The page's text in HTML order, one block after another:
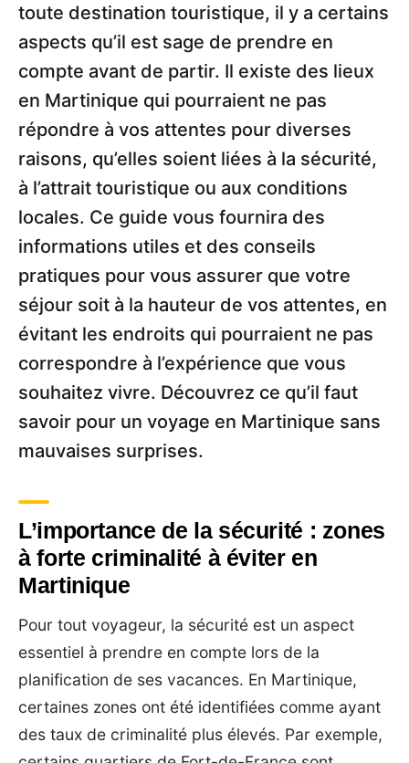
toute destination touristique, il y a certains
aspects qu’il est sage de prendre en
compte avant de partir. Il existe des lieux
en Martinique qui pourraient ne pas
répondre à vos attentes pour diverses
raisons, qu’elles soient liées à la sécurité,
à l’attrait touristique ou aux conditions
locales. Ce guide vous fournira des
informations utiles et des conseils
pratiques pour vous assurer que votre
séjour soit à la hauteur de vos attentes, en
évitant les endroits qui pourraient ne pas
correspondre à l’expérience que vous
souhaitez vivre. Découvrez ce qu’il faut
savoir pour un voyage en Martinique sans
mauvaises surprises.
L’importance de la sécurité : zones
à forte criminalité à éviter en
Martinique
Pour tout voyageur, la sécurité est un aspect
essentiel à prendre en compte lors de la
planification de ses vacances. En Martinique,
certaines zones ont été identifiées comme ayant
des taux de criminalité plus élevés. Par exemple,